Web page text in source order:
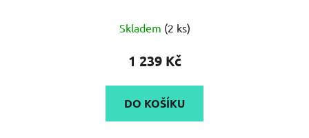
hodnocení
produktu
5,0
z
Skladem (2 ks)
1 239 Kč
DO KOŠÍKU